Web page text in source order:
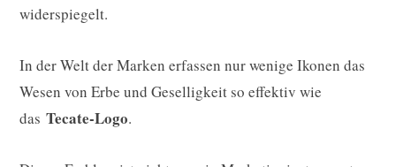
widerspiegelt.
In der Welt der Marken erfassen nur wenige Ikonen das
Wesen von Erbe und Geselligkeit so effektiv wie
das Tecate-Logo.